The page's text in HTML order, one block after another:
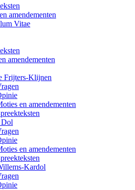
amendementen
Vitae
amendementen
Frijters-Klijnen
en amendementen
en amendementen
Kardol